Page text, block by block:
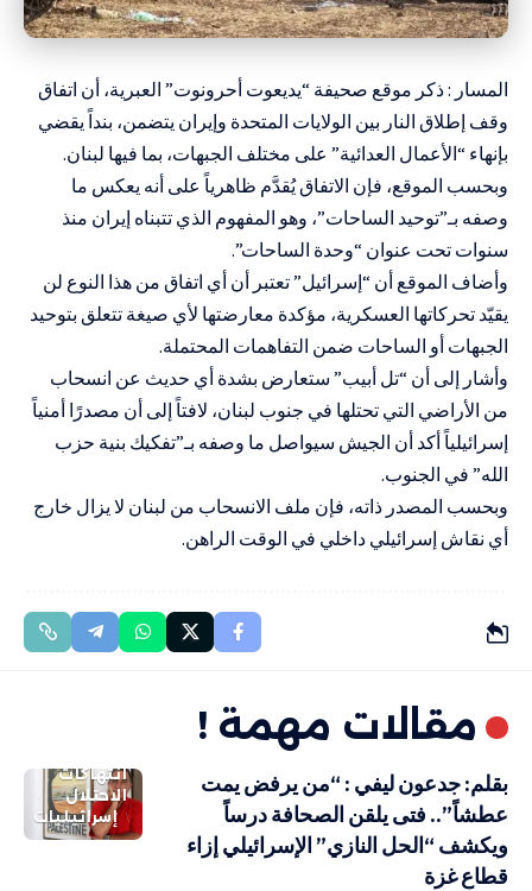
المسار : ذكر موقع صحيفة “يديعوت أحرونوت” العبرية، أن اتفاق
وقف إطلاق النار بين الولايات المتحدة وإيران يتضمن، بنداً يقضي
بإنهاء “الأعمال العدائية” على مختلف الجبهات، بما فيها لبنان.
وبحسب الموقع، فإن الاتفاق يُقدَّم ظاهرياً على أنه يعكس ما
وصفه بـ”توحيد الساحات”، وهو المفهوم الذي تتبناه إيران منذ
سنوات تحت عنوان “وحدة الساحات”.
وأضاف الموقع أن “إسرائيل” تعتبر أن أي اتفاق من هذا النوع لن
يقيّد تحركاتها العسكرية، مؤكدة معارضتها لأي صيغة تتعلق بتوحيد
الجبهات أو الساحات ضمن التفاهمات المحتملة.
وأشار إلى أن “تل أبيب” ستعارض بشدة أي حديث عن انسحاب
من الأراضي التي تحتلها في جنوب لبنان، لافتاً إلى أن مصدرًا أمنياً
إسرائيلياً أكد أن الجيش سيواصل ما وصفه بـ”تفكيك بنية حزب
الله” في الجنوب.
وبحسب المصدر ذاته، فإن ملف الانسحاب من لبنان لا يزال خارج
أي نقاش إسرائيلي داخلي في الوقت الراهن.
مقالات مهمة !
انتهاكات
الاحتلال
إسرائيليات
بقلم: جدعون ليفي : “من يرفض يمت
عطشاً”.. فتى يلقن الصحافة درساً
ويكشف “الحل النازي” الإسرائيلي إزاء
قطاع غزة